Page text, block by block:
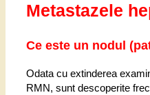
Metastazele
Ce este un nodul
Odata cu extinderea
RMN, sunt descoperite